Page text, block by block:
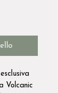
Volcanic